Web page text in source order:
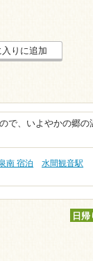
入りに追加
で、いよやかの郷の
南 宿泊
水間観音駅
日帰